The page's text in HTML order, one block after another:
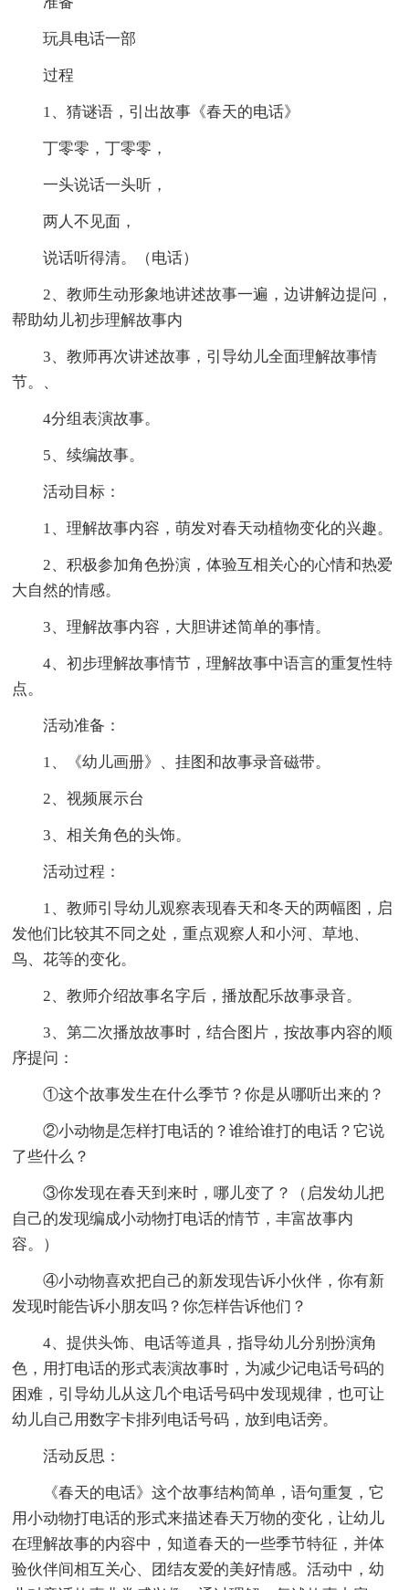
玩具电话一部
过程
1、猜谜语，引出故事《春天的电话》
丁零零，丁零零，
一头说话一头听，
两人不见面，
说话听得清。（电话）
2、教师生动形象地讲述故事一遍，边讲解边提问，
帮助幼儿初步理解故事内
3、教师再次讲述故事，引导幼儿全面理解故事情
节。、
4分组表演故事。
5、续编故事。
活动目标：
1、理解故事内容，萌发对春天动植物变化的兴趣。
2、积极参加角色扮演，体验互相关心的心情和热爱
大自然的情感。
3、理解故事内容，大胆讲述简单的事情。
4、初步理解故事情节，理解故事中语言的重复性特
点。
活动准备：
1、《幼儿画册》、挂图和故事录音磁带。
2、视频展示台
3、相关角色的头饰。
活动过程：
1、教师引导幼儿观察表现春天和冬天的两幅图，启
发他们比较其不同之处，重点观察人和小河、草地、
鸟、花等的变化。
2、教师介绍故事名字后，播放配乐故事录音。
3、第二次播放故事时，结合图片，按故事内容的顺
序提问：
①这个故事发生在什么季节？你是从哪听出来的？
②小动物是怎样打电话的？谁给谁打的电话？它说
了些什么？
③你发现在春天到来时，哪儿变了？（启发幼儿把
自己的发现编成小动物打电话的情节，丰富故事内
容。）
④小动物喜欢把自己的新发现告诉小伙伴，你有新
发现时能告诉小朋友吗？你怎样告诉他们？
4、提供头饰、电话等道具，指导幼儿分别扮演角
色，用打电话的形式表演故事时，为减少记电话号码的
困难，引导幼儿从这几个电话号码中发现规律，也可让
幼儿自己用数字卡排列电话号码，放到电话旁。
活动反思：
《春天的电话》这个故事结构简单，语句重复，它
用小动物打电话的形式来描述春天万物的变化，让幼儿
在理解故事的内容中，知道春天的一些季节特征，并体
验伙伴间相互关心、团结友爱的美好情感。活动中，幼